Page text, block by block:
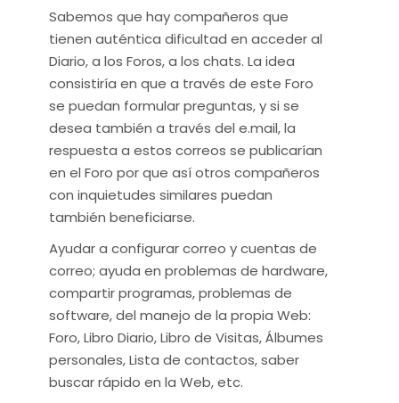
Sabemos que hay compañeros que
tienen auténtica dificultad en acceder al
Diario, a los Foros, a los chats. La idea
consistiría en que a través de este Foro
se puedan formular preguntas, y si se
desea también a través del e.mail, la
respuesta a estos correos se publicarían
en el Foro por que así otros compañeros
con inquietudes similares puedan
también beneficiarse.
Ayudar a configurar correo y cuentas de
correo; ayuda en problemas de hardware,
compartir programas, problemas de
software, del manejo de la propia Web:
Foro, Libro Diario, Libro de Visitas, Álbumes
personales, Lista de contactos, saber
buscar rápido en la Web, etc.